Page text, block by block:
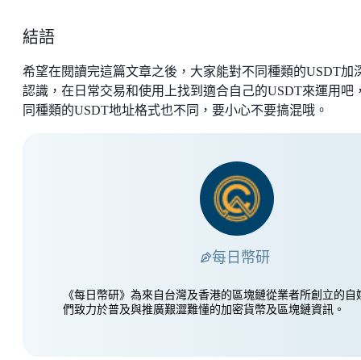
結語
希望在閱讀完這篇文章之後，大家能對不同種類的USDT加
認識，在日常交易和使用上找到適合自己的USDT來運用吧
同種類的USDT地址格式也不同，要小心不要搞混哦。
每日幣研
《每日幣研》為來自台灣及香港的區塊鏈從業者所創立的自
們致力於普及與推廣艱澀難懂的加密貨幣及區塊鏈資訊。